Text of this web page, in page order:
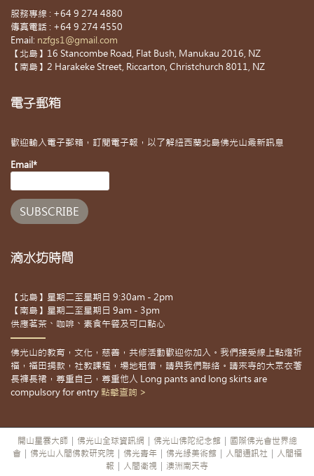
服務專線 : +64 9 274 4880
傳真電話 : +64 9 274 4550
Email: nzfgs1@gmail.com
【北島】16 Stancombe Road, Flat Bush, Manukau 2016, NZ
【南島】2 Harakeke Street, Riccarton, Christchurch 8011, NZ
電子郵箱
歡迎輸入電子郵箱，訂閱電子報，以了解紐西蘭北島佛光山最新訊息
Email*
滴水坊時間
【北島】星期二至星期日 9:30am - 2pm
【南島】星期二至星期日 9am - 3pm
供應茗茶、咖啡、素食午餐及可口點心
佛光山的教育，文化，慈善，共修活動歡迎你加入。我們接受線上點燈祈
福，福田捐款，社教課程，場地租借，請與我們聯絡。請來寺的大眾衣著
長褲長裙，尊重自己，尊重他人 Long pants and long skirts are
compulsory for entry 點擊查詢 >
開山星雲大師 佛光山全球資訊網 佛光山佛陀紀念館
國際佛光會世界總
會
佛光山人間佛教研究院 佛光青年 佛光緣美術館 人間通訊社
人間福
報
人間衛視 澳洲南天寺